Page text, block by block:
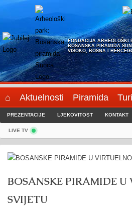
FONDACIJA ARHEOLOŠKI
BOSANSKA PIRAMIDA
VISOKO, BOSNA I
⌂ Aktuelnosti Piramida
PREZENTACIJE LJEKOVITOST KONTAKT
LIVE TV
BOSANSKE PIRAMIDE
SVIJETU